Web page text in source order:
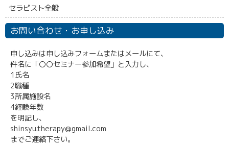
セラピスト全般
お問い合わせ・お申し込み
申し込みは申し込みフォームまたはメールにて、
件名に「〇〇セミナー参加希望」と入力し、
1氏名
2職種
3所属施設名
4経験年数
を明記し、
shinsyu.therapy@gmail.com
までご連絡下さい。